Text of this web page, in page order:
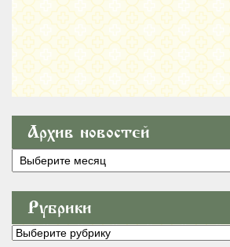
Архив новостей
Архив
новостей
Рубрики
Рубрики